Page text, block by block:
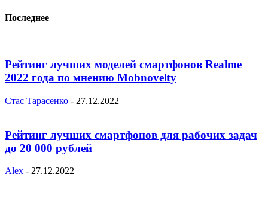
Последнее
Рейтинг лучших моделей смартфонов Realme
2022 года по мнению Mobnovelty
Стас Тарасенко - 27.12.2022
Рейтинг лучших смартфонов для рабочих задач
до 20 000 рублей
Alex - 27.12.2022